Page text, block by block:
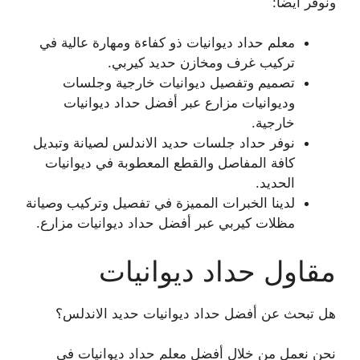
معلم حداد ديوانيات ذو كفاءة ومهارة عالية في
تركيب غرف ومخازن حديد كيربي.
تصميم وتفصيل ديوانيات خارجية وجلسات
وديوانيات مزارع عبر أفضل حداد ديوانيات
خارجية.
نوفر حداد جلسات حديد الاندلس لصيانة وتبديل
كافة المفاصل والقطع المعطوبة في ديوانيات
الحديد.
لدينا الخبرات المميزة في تفصيل وتركيب وصيانة
مظلات كيربي عبر أفضل حداد ديوانيات مزارع.
مقاول حداد ديوانيات
هل تبحث عن أفضل حداد ديوانيات حديد الاندلس؟
نحن نعمل من خلال أفضل معلم حداد ديوانيات في